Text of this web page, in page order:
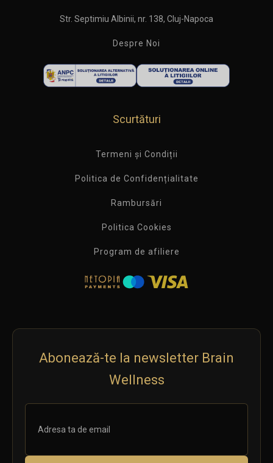
Str. Septimiu Albinii, nr. 138, Cluj-Napoca
Despre Noi
Scurtături
Termeni și Condiții
Politica de Confidențialitate
Rambursări
Politica Cookies
Program de afiliere
Abonează-te la newsletter Brain
Wellness